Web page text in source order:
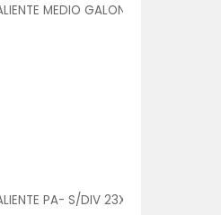
MEDIO GALON V01016 1/200
PA- S/DIV 23X20 1/150